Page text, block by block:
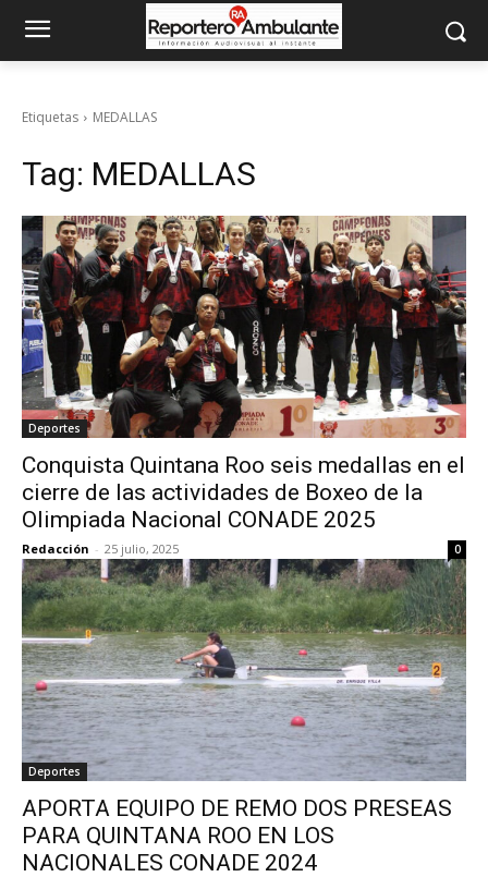
Etiquetas MEDALLAS
Tag: MEDALLAS
Deportes
Conquista Quintana Roo seis medallas en el
cierre de las actividades de Boxeo de la
Olimpiada Nacional CONADE 2025
Redacción - 25 julio, 2025 0
Deportes
APORTA EQUIPO DE REMO DOS PRESEAS
PARA QUINTANA ROO EN LOS
NACIONALES CONADE 2024